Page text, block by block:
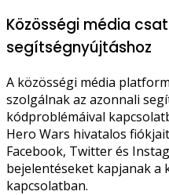
Közösségi média
segítségnyújtáshoz
A közösségi média
szolgálnak az azonnali
kódproblémáival
Hero Wars hivatalos
Facebook, Twitter és
bejelentéseket kapjanak a
kapcsolatban.